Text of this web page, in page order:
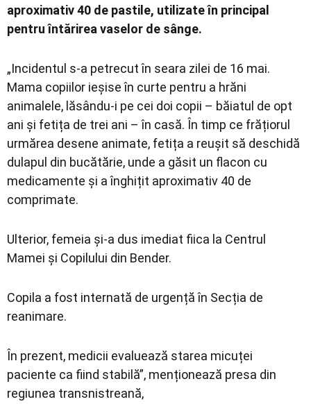
aproximativ 40 de pastile, utilizate în principal
pentru întărirea vaselor de sânge.
„Incidentul s-a petrecut în seara zilei de 16 mai.
Mama copiilor ieșise în curte pentru a hrăni
animalele, lăsându-i pe cei doi copii – băiatul de opt
ani și fetița de trei ani – în casă. În timp ce frățiorul
urmărea desene animate, fetița a reușit să deschidă
dulapul din bucătărie, unde a găsit un flacon cu
medicamente și a înghițit aproximativ 40 de
comprimate.
Ulterior, femeia și-a dus imediat fiica la Centrul
Mamei și Copilului din Bender.
Copila a fost internată de urgență în Secția de
reanimare.
În prezent, medicii evaluează starea micuței
paciente ca fiind stabilă”, menționează presa din
regiunea transnistreană,